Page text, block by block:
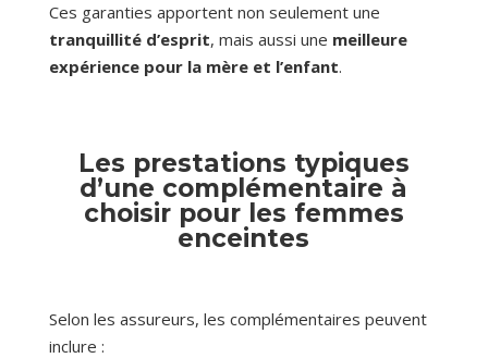
Ces garanties apportent non seulement une
tranquillité d’esprit, mais aussi une meilleure
expérience pour la mère et l’enfant.
Les prestations typiques
d’une complémentaire à
choisir pour les femmes
enceintes
Selon les assureurs, les complémentaires peuvent
inclure :